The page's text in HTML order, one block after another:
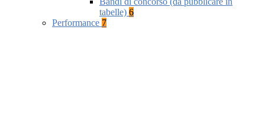
tabelle) 6
Performance 7